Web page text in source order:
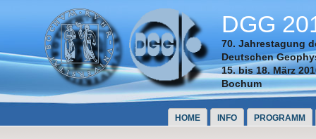
DGG
70. Jahrestagung
Deutschen
15. bis 18. März
Bochum
HOME INFO PROGRAMM